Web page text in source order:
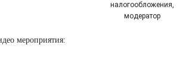
налогообложения,
модератор
мероприятия: